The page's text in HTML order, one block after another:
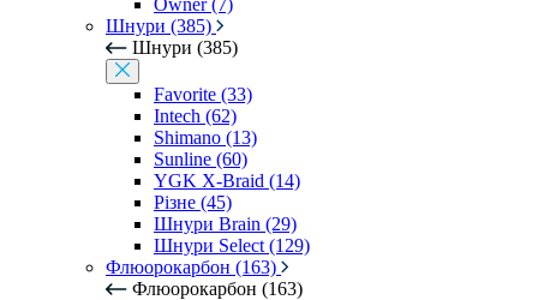
Owner (7)
Шнури (385)
Шнури (385)
Favorite (33)
Intech (62)
Shimano (13)
Sunline (60)
YGK X-Braid (14)
Різне (45)
Шнури Brain (29)
Шнури Select (129)
Флюорокарбон (163)
Флюорокарбон (163)